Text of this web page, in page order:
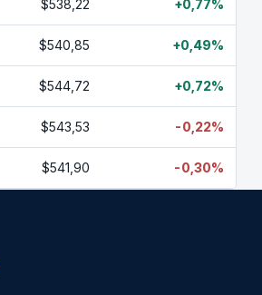
$538,22 +0,77%
$540,85 +0,49%
$544,72 +0,72%
$543,53 -0,22%
$541,90 -0,30%